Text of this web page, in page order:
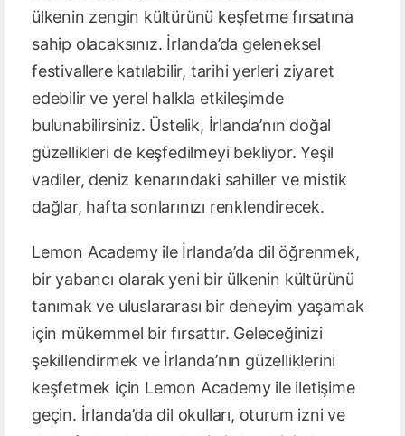
ülkenin zengin kültürünü keşfetme fırsatına
sahip olacaksınız. İrlanda’da geleneksel
festivallere katılabilir, tarihi yerleri ziyaret
edebilir ve yerel halkla etkileşimde
bulunabilirsiniz. Üstelik, İrlanda’nın doğal
güzellikleri de keşfedilmeyi bekliyor. Yeşil
vadiler, deniz kenarındaki sahiller ve mistik
dağlar, hafta sonlarınızı renklendirecek.
Lemon Academy ile İrlanda’da dil öğrenmek,
bir yabancı olarak yeni bir ülkenin kültürünü
tanımak ve uluslararası bir deneyim yaşamak
için mükemmel bir fırsattır. Geleceğinizi
şekillendirmek ve İrlanda’nın güzelliklerini
keşfetmek için Lemon Academy ile iletişime
geçin. İrlanda’da dil okulları, oturum izni ve